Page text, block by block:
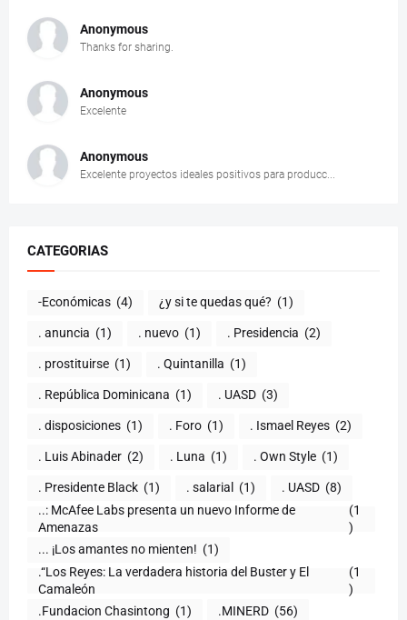
Anonymous
Thanks for sharing.
Anonymous
Excelente
Anonymous
Excelente proyectos ideales positivos para producc...
CATEGORIAS
-Económicas (4) ¿y si te quedas qué? (1)
. anuncia (1) . nuevo (1) . Presidencia (2)
. prostituirse (1) . Quintanilla (1)
. República Dominicana (1) . UASD (3)
. disposiciones (1) . Foro (1) . Ismael Reyes (2)
. Luis Abinader (2) . Luna (1) . Own Style (1)
. Presidente Black (1) . salarial (1) . UASD (8)
..: McAfee Labs presenta un nuevo Informe de
(1
)
... ¡Los amantes no mienten! (1)
.“Los Reyes: La verdadera historia del Buster y El
Camaleón
(1
)
.Fundacion Chasintong (1) .MINERD (56)